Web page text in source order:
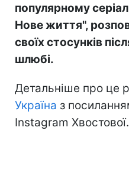
популярному
Нове життя",
своїх стосунків
шлюбі.
Детальніше про це
Україна з
Instagram Хвостової.